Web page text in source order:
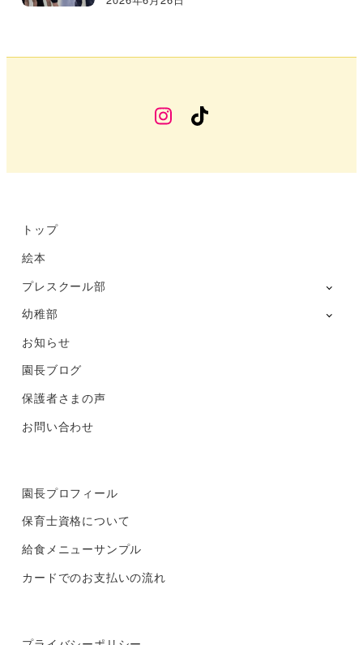
幼
Instagram
TikTok
トップ
絵本
プレスクール部
幼稚部
お知らせ
園長ブログ
保護者さまの声
お問い合わせ
園長プロフィール
保育士資格について
給食メニューサンプル
カードでのお支払いの流れ